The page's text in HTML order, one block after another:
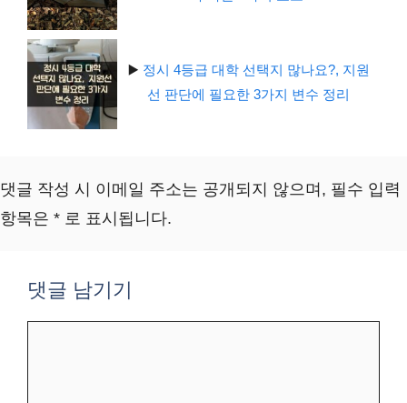
▶️ 정시 4등급 대학 선택지 많나요?, 지원
선 판단에 필요한 3가지 변수 정리
댓글 작성 시 이메일 주소는 공개되지 않으며, 필수 입력
항목은 * 로 표시됩니다.
댓글 남기기